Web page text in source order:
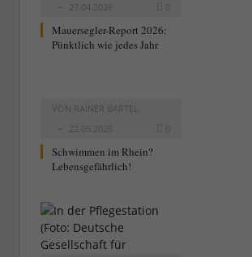
27.04.2026
0
Mauersegler-Report 2026:
Pünktlich wie jedes Jahr
VON RAINER BARTEL
22.05.2025
0
Schwimmen im Rhein?
Lebensgefährlich!